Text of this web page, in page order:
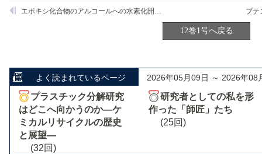
エポキシ化合物のアルコールへの水素化開環とケトンへの異性化の競合―低原子価シアノコバルトの作用
12巻1号へ戻る
よく読まれているページ 2026年05月09日 ～ 2026年08
プラスチック分解研究
はどこへ向かうのか―ケ
ミカルリサイクルの歴史
と展望―
(32回)
研究者としての私を形
作った「師匠」たち
(25回)